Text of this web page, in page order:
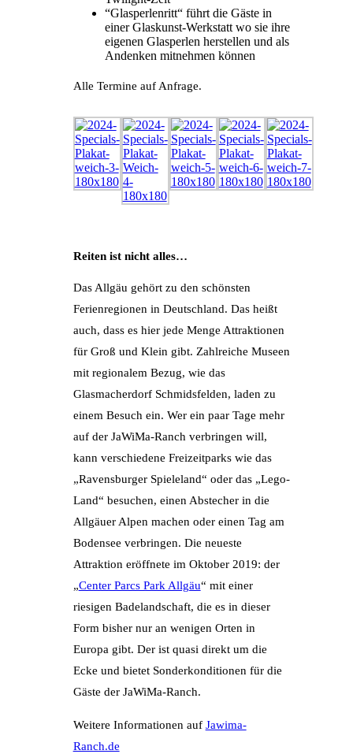
“Glasperlenritt“ führt die Gäste in
einer Glaskunst-Werkstatt wo sie ihre
eigenen Glasperlen herstellen und als
Andenken mitnehmen können
Alle Termine auf Anfrage.
Reiten ist nicht alles…
Das Allgäu gehört zu den schönsten
Ferienregionen in Deutschland. Das heißt
auch, dass es hier jede Menge Attraktionen
für Groß und Klein gibt. Zahlreiche Museen
mit regionalem Bezug, wie das
Glasmacherdorf Schmidsfelden, laden zu
einem Besuch ein. Wer ein paar Tage mehr
auf der JaWiMa-Ranch verbringen will,
kann verschiedene Freizeitparks wie das
„Ravensburger Spieleland“ oder das „Lego-
Land“ besuchen, einen Abstecher in die
Allgäuer Alpen machen oder einen Tag am
Bodensee verbringen. Die neueste
Attraktion eröffnete im Oktober 2019: der
„Center Parcs Park Allgäu“ mit einer
riesigen Badelandschaft, die es in dieser
Form bisher nur an wenigen Orten in
Europa gibt. Der ist quasi direkt um die
Ecke und bietet Sonderkonditionen für die
Gäste der JaWiMa-Ranch.
Weitere Informationen auf Jawima-
Ranch.de